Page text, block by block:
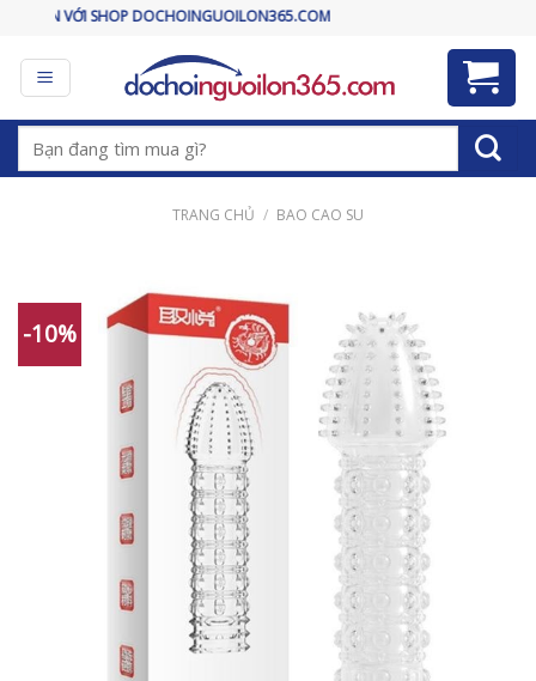
content
DOCHOINGUOILON365.COM
Tìm
kiếm:
TRANG CHỦ / BAO CAO SU
-10%